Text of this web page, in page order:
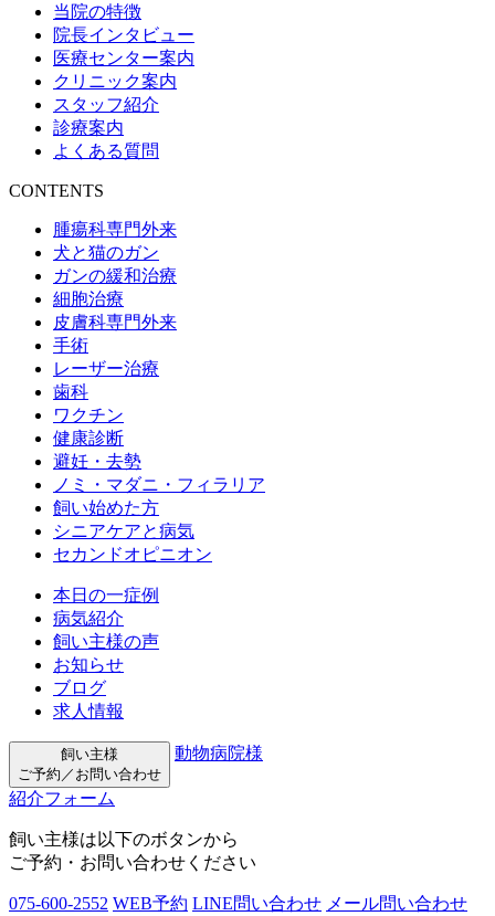
当院の特徴
院長インタビュー
医療センター案内
クリニック案内
スタッフ紹介
診療案内
よくある質問
CONTENTS
腫瘍科専門外来
犬と猫のガン
ガンの緩和治療
細胞治療
皮膚科専門外来
手術
レーザー治療
歯科
ワクチン
健康診断
避妊・去勢
ノミ・マダニ・フィラリア
飼い始めた方
シニアケアと病気
セカンドオピニオン
本日の一症例
病気紹介
飼い主様の声
お知らせ
ブログ
求人情報
飼い主様
ご予約／お問い合わせ
動物病院様
紹介フォーム
飼い主様は以下のボタンから
ご予約・お問い合わせください
075-600-2552 WEB予約 LINE問い合わせ メール問い合わせ